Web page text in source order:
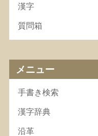
漢字
質問箱
メニュー
手書き検索
漢字辞典
沿革